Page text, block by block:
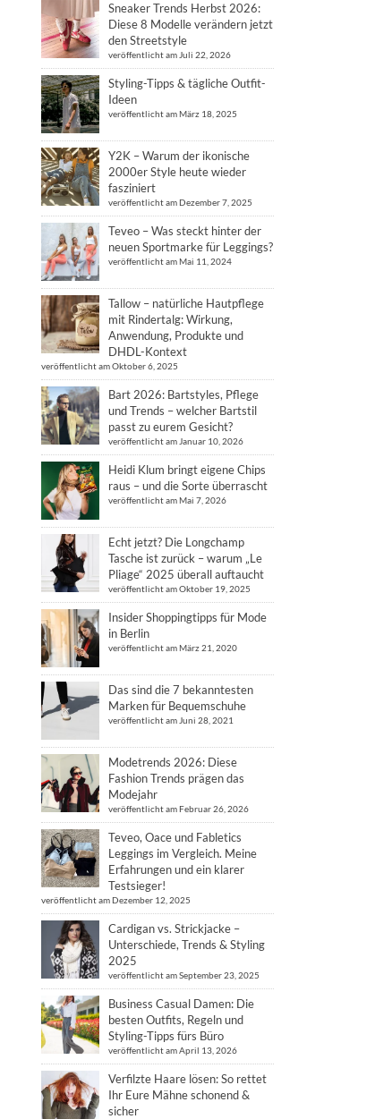
Sneaker Trends Herbst 2026:
Diese 8 Modelle verändern jetzt
den Streetstyle
veröffentlicht am Juli 22, 2026
Styling-Tipps & tägliche Outfit-
Ideen
veröffentlicht am März 18, 2025
Y2K – Warum der ikonische
2000er Style heute wieder
fasziniert
veröffentlicht am Dezember 7, 2025
Teveo – Was steckt hinter der
neuen Sportmarke für Leggings?
veröffentlicht am Mai 11, 2024
Tallow – natürliche Hautpflege
mit Rindertalg: Wirkung,
Anwendung, Produkte und
DHDL-Kontext
veröffentlicht am Oktober 6, 2025
Bart 2026: Bartstyles, Pflege
und Trends – welcher Bartstil
passt zu eurem Gesicht?
veröffentlicht am Januar 10, 2026
Heidi Klum bringt eigene Chips
raus – und die Sorte überrascht
veröffentlicht am Mai 7, 2026
Echt jetzt? Die Longchamp
Tasche ist zurück – warum „Le
Pliage“ 2025 überall auftaucht
veröffentlicht am Oktober 19, 2025
Insider Shoppingtipps für Mode
in Berlin
veröffentlicht am März 21, 2020
Das sind die 7 bekanntesten
Marken für Bequemschuhe
veröffentlicht am Juni 28, 2021
Modetrends 2026: Diese
Fashion Trends prägen das
Modejahr
veröffentlicht am Februar 26, 2026
Teveo, Oace und Fabletics
Leggings im Vergleich. Meine
Erfahrungen und ein klarer
Testsieger!
veröffentlicht am Dezember 12, 2025
Cardigan vs. Strickjacke –
Unterschiede, Trends & Styling
2025
veröffentlicht am September 23, 2025
Business Casual Damen: Die
besten Outfits, Regeln und
Styling-Tipps fürs Büro
veröffentlicht am April 13, 2026
Verfilzte Haare lösen: So rettet
Ihr Eure Mähne schonend &
sicher